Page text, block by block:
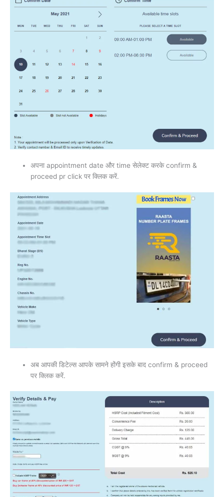
अपना appointment date और time सेलेक्ट करके confirm &
proceed pr click पर क्लिक करें.
अब आपकी डिटेल्स आपके सामने होंगी इसके बाद confirm & proceed
पर क्लिक करें.